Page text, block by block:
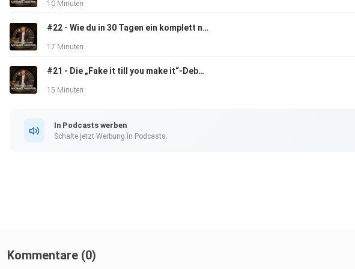
10 Minuten
#22 - Wie du in 30 Tagen ein komplett neuer Mensch wirst
17 Minuten
#21 - Die „Fake it till you make it“-Debatte: Funktioniert das wirklich?
15 Minuten
In Podcasts werben
Schalte jetzt Werbung in Podcasts.
Kommentare (0)